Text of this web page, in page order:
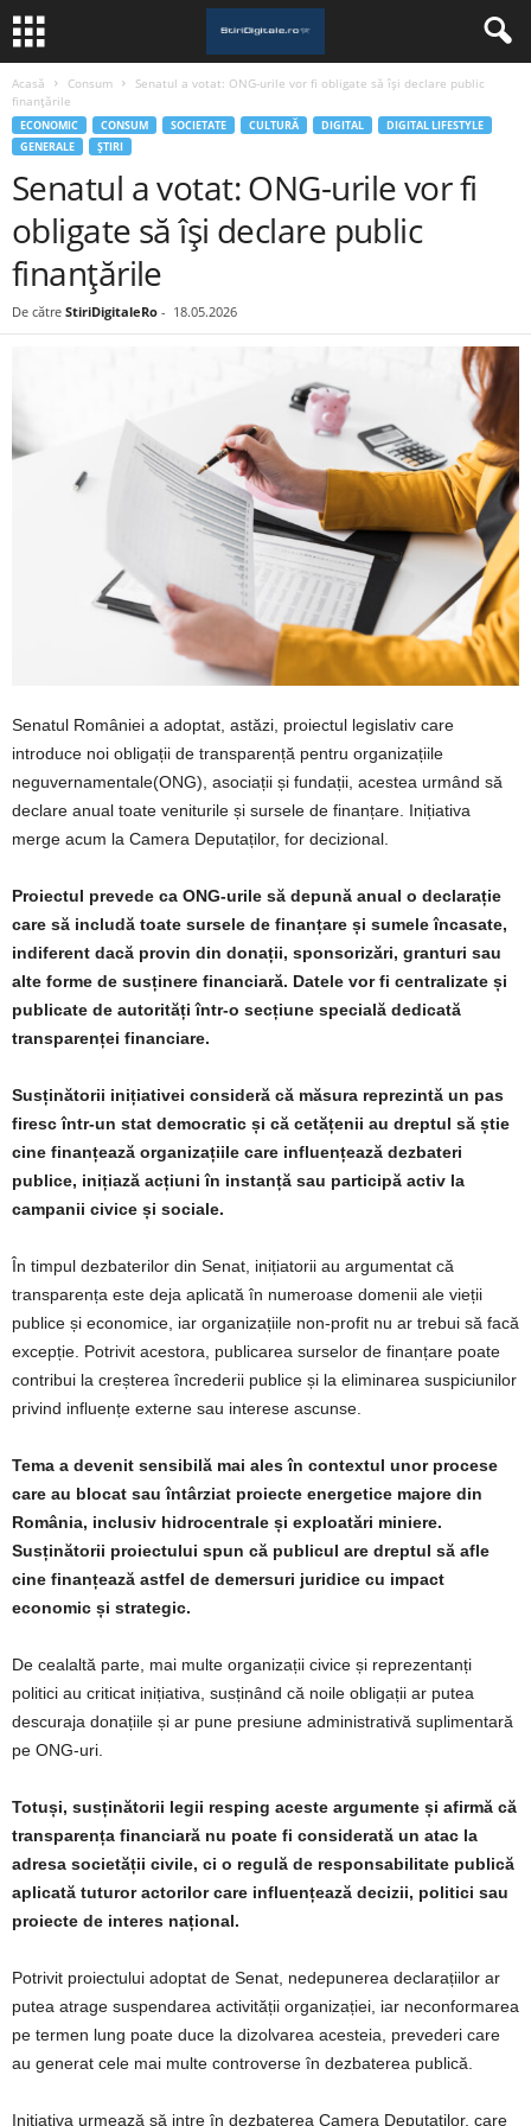
Acasă Consum
Senatul a votat: ONG-urile vor fi obligate să își declare public
finanțările
ECONOMIC CONSUM SOCIETATE CULTURĂ DIGITAL
DIGITAL LIFESTYLE
GENERALE
ȘTIRI
Senatul a votat: ONG-urile vor fi
obligate să își declare public
finanțările
De către StiriDigitaleRo - 18.05.2026
Senatul României a adoptat, astăzi, proiectul legislativ care
introduce noi obligații de transparență pentru organizațiile
neguvernamentale(ONG), asociații și fundații, acestea urmând să
declare anual toate veniturile și sursele de finanțare. Inițiativa
merge acum la Camera Deputaților, for decizional.
Proiectul prevede ca ONG-urile să depună anual o declarație
care să includă toate sursele de finanțare și sumele încasate,
indiferent dacă provin din donații, sponsorizări, granturi sau
alte forme de susținere financiară. Datele vor fi centralizate și
publicate de autorități într-o secțiune specială dedicată
transparenței financiare.
Susținătorii inițiativei consideră că măsura reprezintă un pas
firesc într-un stat democratic și că cetățenii au dreptul să știe
cine finanțează organizațiile care influențează dezbateri
publice, inițiază acțiuni în instanță sau participă activ la
campanii civice și sociale.
În timpul dezbaterilor din Senat, inițiatorii au argumentat că
transparența este deja aplicată în numeroase domenii ale vieții
publice și economice, iar organizațiile non-profit nu ar trebui să facă
excepție. Potrivit acestora, publicarea surselor de finanțare poate
contribui la creșterea încrederii publice și la eliminarea suspiciunilor
privind influențe externe sau interese ascunse.
Tema a devenit sensibilă mai ales în contextul unor procese
care au blocat sau întârziat proiecte energetice majore din
România, inclusiv hidrocentrale și exploatări miniere.
Susținătorii proiectului spun că publicul are dreptul să afle
cine finanțează astfel de demersuri juridice cu impact
economic și strategic.
De cealaltă parte, mai multe organizații civice și reprezentanți
politici au criticat inițiativa, susținând că noile obligații ar putea
descuraja donațiile și ar pune presiune administrativă suplimentară
pe ONG-uri.
Totuși, susținătorii legii resping aceste argumente și afirmă că
transparența financiară nu poate fi considerată un atac la
adresa societății civile, ci o regulă de responsabilitate publică
aplicată tuturor actorilor care influențează decizii, politici sau
proiecte de interes național.
Potrivit proiectului adoptat de Senat, nedepunerea declarațiilor ar
putea atrage suspendarea activității organizației, iar neconformarea
pe termen lung poate duce la dizolvarea acesteia, prevederi care
au generat cele mai multe controverse în dezbaterea publică.
Inițiativa urmează să intre în dezbaterea Camera Deputaților, care